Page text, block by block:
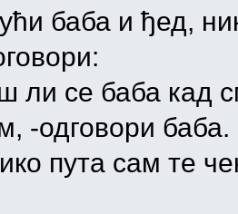
баба и ђед,
ли се баба кад
-одговори баба.
пута сам те